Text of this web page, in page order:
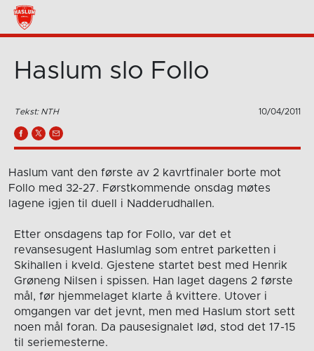
Haslum slo Follo
Tekst: NTH 10/04/2011
Haslum vant den første av 2 kavrtfinaler borte mot
Follo med 32-27. Førstkommende onsdag møtes
lagene igjen til duell i Nadderudhallen.
Etter onsdagens tap for Follo, var det et
revansesugent Haslumlag som entret parketten i
Skihallen i kveld. Gjestene startet best med Henrik
Grøneng Nilsen i spissen. Han laget dagens 2 første
mål, før hjemmelaget klarte å kvittere. Utover i
omgangen var det jevnt, men med Haslum stort sett
noen mål foran. Da pausesignalet lød, stod det 17-15
til seriemesterne.